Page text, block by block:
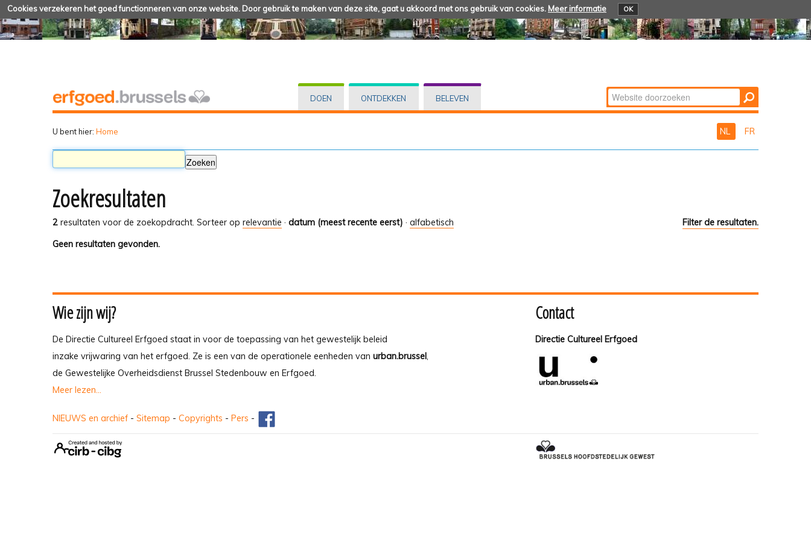
Cookies verzekeren het goed functionneren van onze website. Door gebruik te maken van deze site, gaat u akkoord met ons gebruik van cookies. Meer informatie OK
DOEN ONTDEKKEN BELEVEN Zoek
Geavanceerd
U bent hier: Home NL FR
Zoekresultaten
2 resultaten voor de zoekopdracht. Filter de resultaten.
Sorteer op relevantie · datum (meest recente eerst) · alfabetisch
Geen resultaten gevonden.
Wie zijn wij?
De Directie Cultureel Erfgoed staat in voor de toepassing van het gewestelijk beleid
inzake vrijwaring van het erfgoed. Ze is een van de operationele eenheden van urban.brussel,
de Gewestelijke Overheidsdienst Brussel Stedenbouw en Erfgoed.
Meer lezen...
Contact
Directie Cultureel Erfgoed
NIEUWS en archief - Sitemap - Copyrights - Pers -